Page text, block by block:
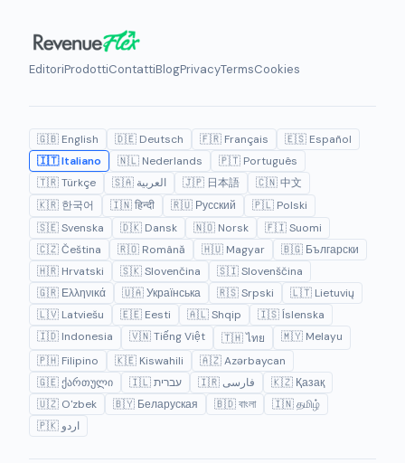
EditoriProdottiContattiBlogPrivacyTermsCookies
🇬🇧 English 🇩🇪 Deutsch 🇫🇷 Français
🇪🇸 Español
🇮🇹 Italiano
🇳🇱 Nederlands
🇵🇹 Português
🇹🇷 Türkçe
🇸🇦 العربية 🇯🇵 日本語
🇨🇳 中文
🇰🇷 한국어
🇮🇳 हिन्दी 🇷🇺 Русский
🇵🇱 Polski
🇸🇪 Svenska
🇩🇰 Dansk 🇳🇴 Norsk
🇫🇮 Suomi
🇨🇿 Čeština
🇷🇴 Română 🇭🇺 Magyar
🇧🇬 Български
🇭🇷 Hrvatski
🇸🇰 Slovenčina
🇸🇮 Slovenščina
🇬🇷 Ελληνικά
🇺🇦 Українська 🇷🇸 Srpski
🇱🇹 Lietuvių
🇱🇻 Latviešu
🇪🇪 Eesti 🇦🇱 Shqip
🇮🇸 Íslenska
🇮🇩 Indonesia
🇻🇳 Tiếng Việt 🇹🇭 ไทย
🇲🇾 Melayu
🇵🇭 Filipino
🇰🇪 Kiswahili
🇦🇿 Azərbaycan
🇬🇪 ქართული
🇮🇱 עברית 🇮🇷 فارسی
🇰🇿 Қазақ
🇺🇿 O'zbek
🇧🇾 Беларуская 🇧🇩 বাংলা
🇮🇳 தமிழ்
🇵🇰 اردو